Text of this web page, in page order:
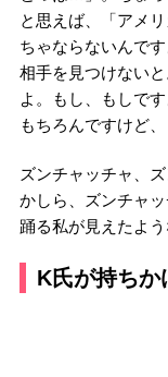
と思えば、「アメ
ちゃならないんで
相手を見つけない
よ。もし、もしで
もちろんですけど
ズンチャッチャ、
かしら、ズンチャ
踊る私が見えたよ
K氏が持ち